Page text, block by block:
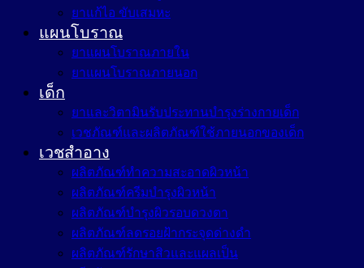
ยาแก้ไอ ขับเสมหะ
แผนโบราณ
ยาแผนโบราณภายใน
ยาแผนโบราณภายนอก
เด็ก
ยาและวิตามินรับประทานบำรุงร่างกายเด็ก
เวชภัณฑ์และผลิตภัณฑ์ใช้ภายนอกของเด็ก
เวชสำอาง
ผลิตภัณฑ์ทำความสะอาดผิวหน้า
ผลิตภัณฑ์ครีมบำรุงผิวหน้า
ผลิตภัณฑ์บำรุงผิวรอบดวงตา
ผลิตภัณฑ์ลดรอยฝ้ากระจุดด่างดำ
ผลิตภัณฑ์รักษาสิวและแผลเป็น